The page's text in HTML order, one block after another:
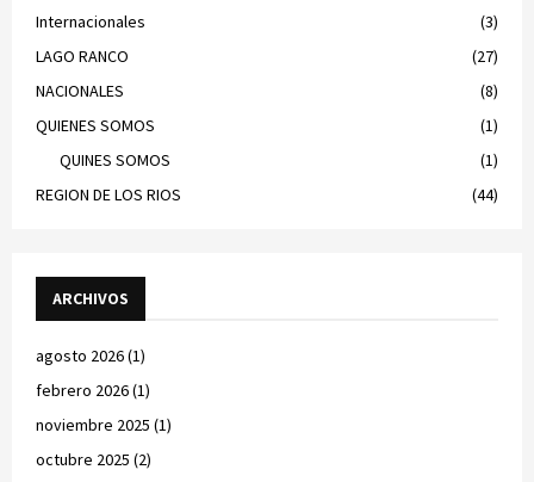
:
C
Internacionales
(3)
LAGO RANCO
(27)
NACIONALES
(8)
QUIENES SOMOS
(1)
QUINES SOMOS
(1)
REGION DE LOS RIOS
(44)
ARCHIVOS
agosto 2026(1)
febrero 2026(1)
noviembre 2025 (1)
octubre 2025 (2)